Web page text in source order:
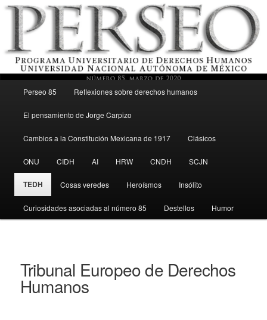
Perseo – PUDH UNAM
Ir al contenido secundario
Perseo 85 Reflexiones sobre derechos humanos
El pensamiento de Jorge Carpizo
Cambios a la Constitución Mexicana de 1917 Clásicos
ONU CIDH AI HRW CNDH SCJN
TEDH Cosas veredes Heroísmos Insólito
Curiosidades asociadas al número 85 Destellos Humor
Tribunal Europeo de Derechos
Humanos